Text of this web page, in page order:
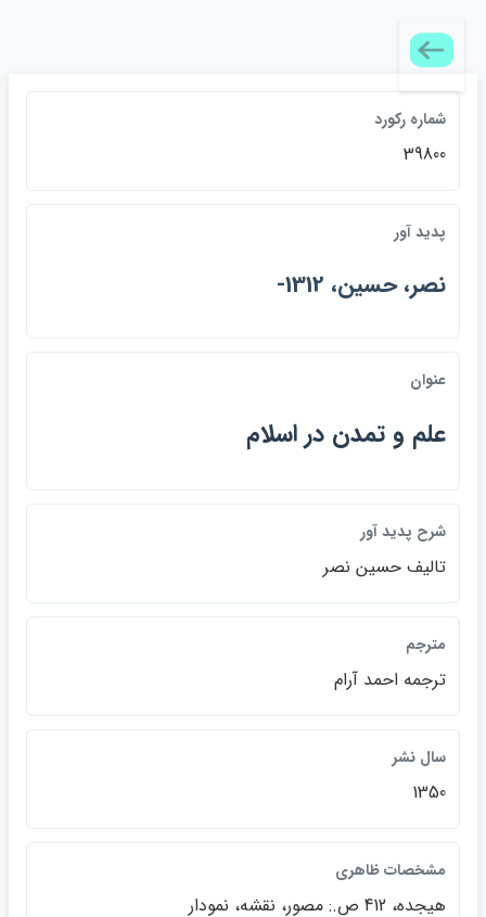
شماره ركورد
39800
پديد آور
نصر، حسين، 1312-
عنوان
علم و تمدن در اسلام
شرح پديد آور
تاليف حسين نصر
مترجم
ترجمه احمد آرام
سال نشر
1350
مشخصات ظاهري
هيجده، 412 ص.: مصور، نقشه، نمودار